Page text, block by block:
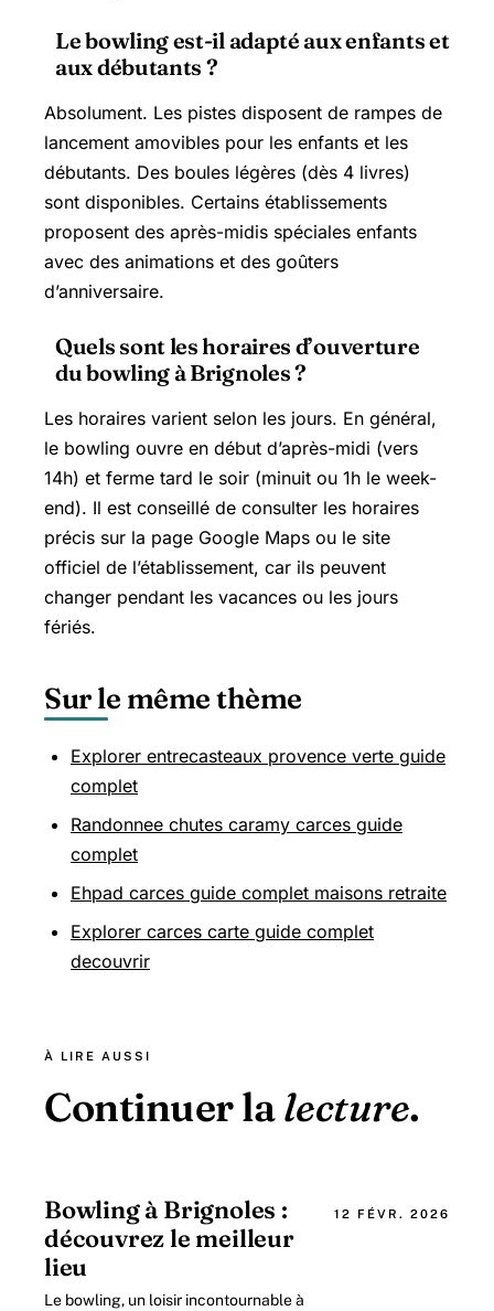
Le bowling est-il adapté aux enfants et
aux débutants ?
Absolument. Les pistes disposent de rampes de
lancement amovibles pour les enfants et les
débutants. Des boules légères (dès 4 livres)
sont disponibles. Certains établissements
proposent des après-midis spéciales enfants
avec des animations et des goûters
d’anniversaire.
Quels sont les horaires d’ouverture
du bowling à Brignoles ?
Les horaires varient selon les jours. En général,
le bowling ouvre en début d’après-midi (vers
14h) et ferme tard le soir (minuit ou 1h le week-
end). Il est conseillé de consulter les horaires
précis sur la page Google Maps ou le site
officiel de l’établissement, car ils peuvent
changer pendant les vacances ou les jours
fériés.
Sur le même thème
Explorer entrecasteaux provence verte guide
complet
Randonnee chutes caramy carces guide
complet
Ehpad carces guide complet maisons retraite
Explorer carces carte guide complet
decouvrir
À LIRE AUSSI
Continuer lalecture.
Bowling à Brignoles :
découvrez le meilleur
lieu
Le bowling, un loisir incontournable à
12 FÉVR. 2026